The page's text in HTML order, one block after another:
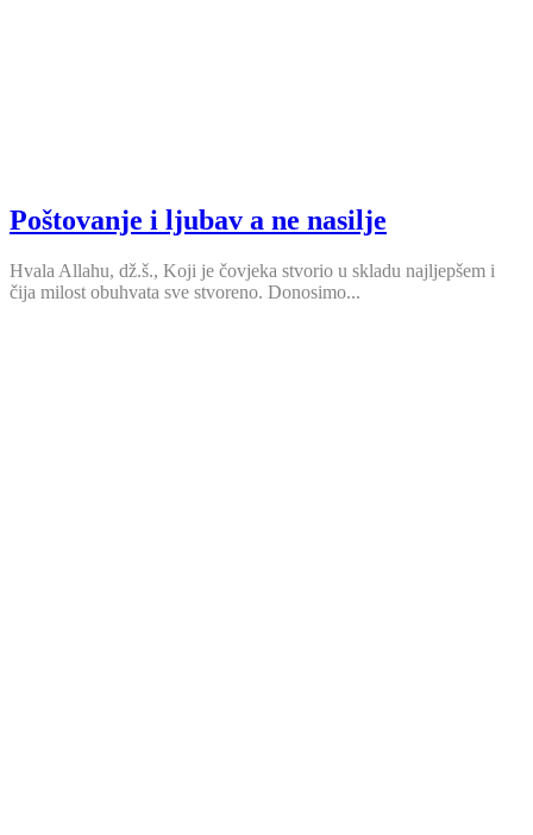
Poštovanje i ljubav a ne nasilje
Hvala Allahu, dž.š., Koji je čovjeka stvorio u skladu najljepšem i
čija milost obuhvata sve stvoreno. Donosimo...